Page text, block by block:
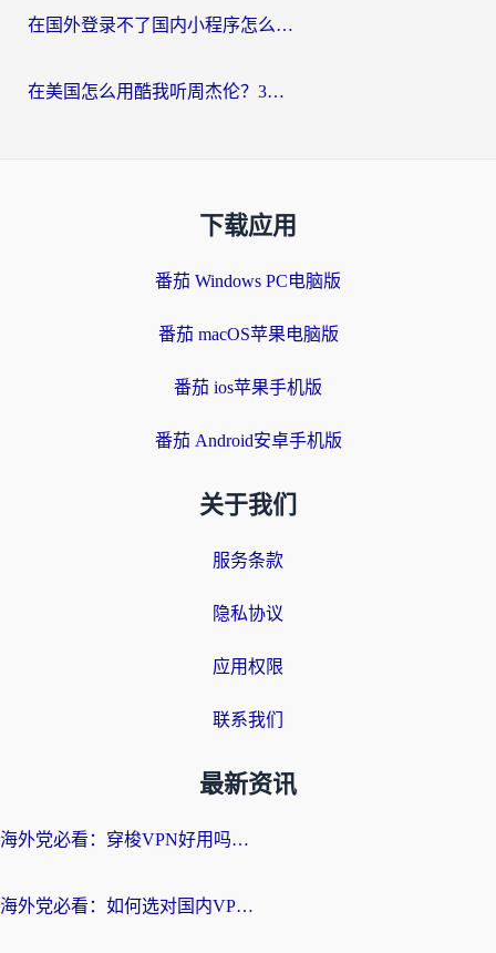
在国外登录不了国内小程序怎么办？选对回国加速器，轻松解锁国内资源
在美国怎么用酷我听周杰伦？3步搞定海外听歌难题
下载应用
番茄 Windows PC电脑版
番茄 macOS苹果电脑版
番茄 ios苹果手机版
番茄 Android安卓手机版
关于我们
服务条款
隐私协议
应用权限
联系我们
最新资讯
海外党必看：穿梭VPN好用吗？和云帆VPN对比哪个回国效果更好？附真实测评+避坑指南
海外党必看：如何选对国内VPN，实现无缝访问国内资源？